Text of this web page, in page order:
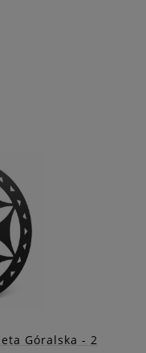
wpasuje się w
Góralska - 2